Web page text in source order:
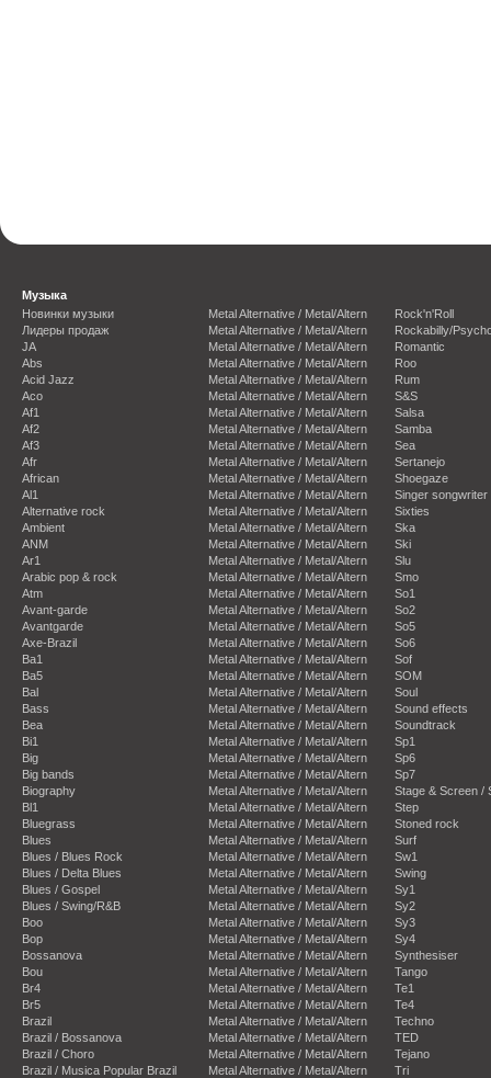
Музыка
Новинки музыки
Лидеры продаж
JA
Abs
Acid Jazz
Aco
Af1
Af2
Af3
Afr
African
Al1
Alternative rock
Ambient
ANM
Ar1
Arabic pop & rock
Atm
Avant-garde
Avantgarde
Axe-Brazil
Ba1
Ba5
Bal
Bass
Bea
Bi1
Big
Big bands
Biography
Bl1
Bluegrass
Blues
Blues / Blues Rock
Blues / Delta Blues
Blues / Gospel
Blues / Swing/R&B
Boo
Bop
Bossanova
Bou
Br4
Br5
Brazil
Brazil / Bossanova
Brazil / Choro
Brazil / Musica Popular Brazil
Metal Alternative / Metal/Altern
Metal Alternative / Metal/Altern
Metal Alternative / Metal/Altern
Metal Alternative / Metal/Altern
Metal Alternative / Metal/Altern
Metal Alternative / Metal/Altern
Metal Alternative / Metal/Altern
Metal Alternative / Metal/Altern
Metal Alternative / Metal/Altern
Metal Alternative / Metal/Altern
Metal Alternative / Metal/Altern
Metal Alternative / Metal/Altern
Metal Alternative / Metal/Altern
Metal Alternative / Metal/Altern
Metal Alternative / Metal/Altern
Metal Alternative / Metal/Altern
Metal Alternative / Metal/Altern
Metal Alternative / Metal/Altern
Metal Alternative / Metal/Altern
Metal Alternative / Metal/Altern
Metal Alternative / Metal/Altern
Metal Alternative / Metal/Altern
Metal Alternative / Metal/Altern
Metal Alternative / Metal/Altern
Metal Alternative / Metal/Altern
Metal Alternative / Metal/Altern
Metal Alternative / Metal/Altern
Metal Alternative / Metal/Altern
Metal Alternative / Metal/Altern
Metal Alternative / Metal/Altern
Metal Alternative / Metal/Altern
Metal Alternative / Metal/Altern
Metal Alternative / Metal/Altern
Metal Alternative / Metal/Altern
Metal Alternative / Metal/Altern
Metal Alternative / Metal/Altern
Metal Alternative / Metal/Altern
Metal Alternative / Metal/Altern
Metal Alternative / Metal/Altern
Metal Alternative / Metal/Altern
Metal Alternative / Metal/Altern
Metal Alternative / Metal/Altern
Metal Alternative / Metal/Altern
Metal Alternative / Metal/Altern
Metal Alternative / Metal/Altern
Metal Alternative / Metal/Altern
Metal Alternative / Metal/Altern
Rock'n'Roll
Rockabilly/
Romantic
Roo
Rum
S&S
Salsa
Samba
Sea
Sertanejo
Shoegaze
Singer songwriter
Sixties
Ska
Ski
Slu
Smo
So1
So2
So5
So6
Sof
SOM
Soul
Sound effects
Soundtrack
Sp1
Sp6
Sp7
Stage & Screen /
Step
Stoned rock
Surf
Sw1
Swing
Sy1
Sy2
Sy3
Sy4
Synthesiser
Tango
Te1
Te4
Techno
TED
Tejano
Tri